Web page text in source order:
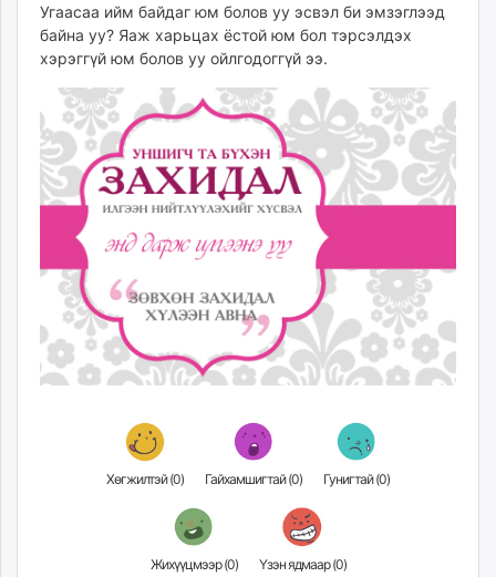
mass.mn
unegui.mn
toim.mn
tac.mn
paparazzi.mn
unread.today
Угаасаа ийм байдаг юм болов уу эсвэл би эмзэглээд
байна уу? Яаж харьцах ёстой юм бол тэрсэлдэх
хэрэггүй юм болов уу ойлгодоггүй ээ.
Хөгжилтэй (0) Гайхамшигтай (0) Гунигтай (0)
Жихүүцмээр (0) Үзэн ядмаар (0)